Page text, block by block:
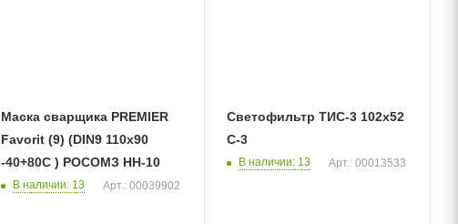
Маска сварщика PREMIER
Favorit (9) (DIN9 110х90
-40+80С ) РОСОМЗ НН-10
В наличии: 13 Арт.: 00039902
Светофильтр ТИС-3 102х52
С-3
В наличии: 13 Арт.: 00013533